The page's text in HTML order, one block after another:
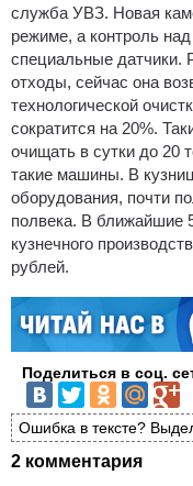
служба УВЗ. Новая
режиме, а контроль
специальные датчики.
отходы, сейчас она
технологической
сократится на 20%.
очищать в сутки до 20
такие машины. В
оборудования, почти
полвека. В ближайшие
кузнечного
рублей.
Поделиться в соц.
Ошибка в тексте?
2 комментария